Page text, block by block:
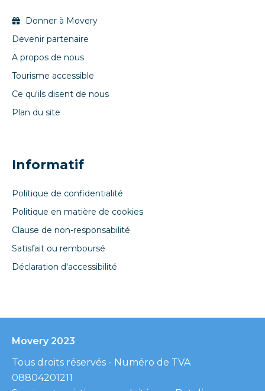
Donner à Movery
Devenir partenaire
A propos de nous
Tourisme accessible
Ce qu'ils disent de nous
Plan du site
Informatif
Politique de confidentialité
Politique en matière de cookies
Clause de non-responsabilité
Satisfait ou remboursé
Déclaration d'accessibilité
Movery 2023
Tous droits réservés - Numéro de TVA
08804201211